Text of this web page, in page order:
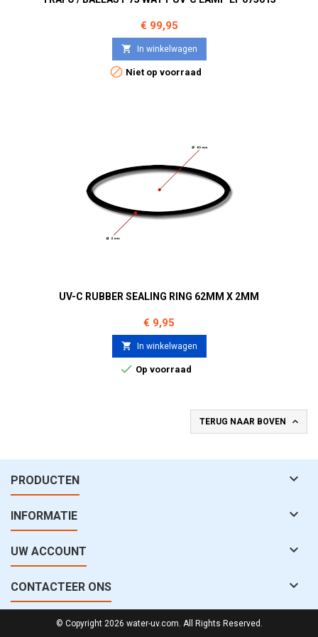
Prijs
€ 99,95
 In winkelwagen
 Niet op voorraad
UV-C RUBBER SEALING RING 62MM X 2MM
Prijs
€ 9,95
 In winkelwagen
 Op voorraad
TERUG NAAR BOVEN 
PRODUCTEN 
INFORMATIE 
UW ACCOUNT 
CONTACTEER ONS 
© Copyright 2026 water-uv.com. All Rights Reserved.